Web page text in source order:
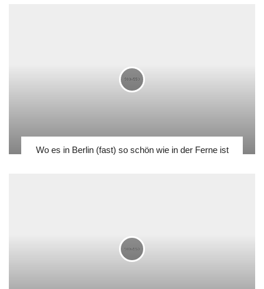
Wo es in Berlin (fast) so schön wie in der Ferne ist